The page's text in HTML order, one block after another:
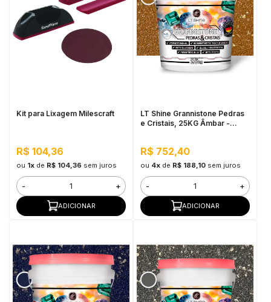
Kit para Lixagem Milescraft
R$ 104,36
ou 1xde R$ 104,36 sem juros
- +
ADICIONAR
LT Shine Grannistone Pedras
e Cristais, 25KG Âmbar -
R$ 752,40
ou 4xde R$ 188,10 sem juros
- +
ADICIONAR